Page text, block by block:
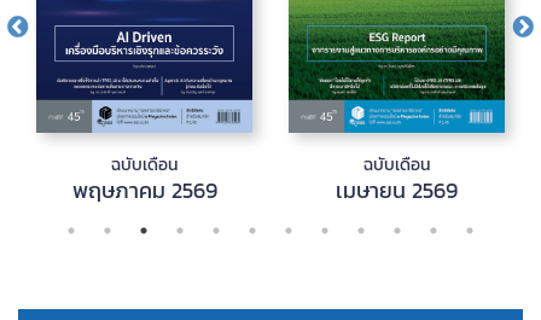
ฉบับเดือน
พฤษภาคม 2569
ฉบับเดือน
เมษายน 2569